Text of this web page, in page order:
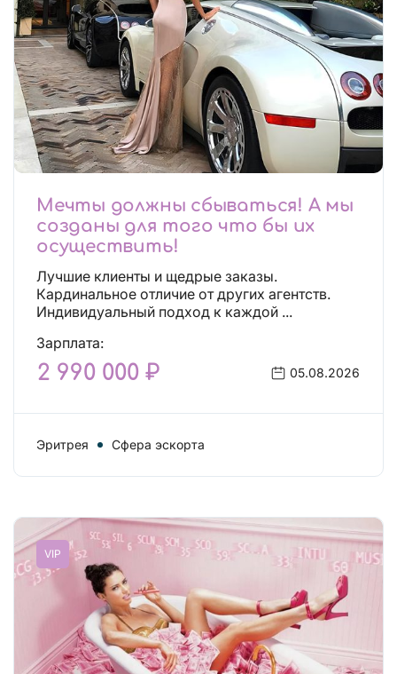
Мечты должны сбываться! А мы
созданы для того что бы их
осуществить!
Лучшие клиенты и щедрые заказы.
Кардинальное отличие от других агентств.
Индивидуальный подход к каждой ...
Зарплата:
2 990 000 ₽ 05.08.2026
Эритрея Сфера эскорта
VIP